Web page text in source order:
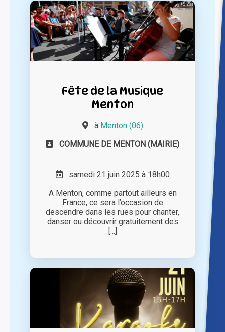
Fête de la Musique
Menton
à Menton (06)
COMMUNE DE MENTON (MAIRIE)
samedi 21 juin 2025 à 18h00
A Menton, comme partout ailleurs en
France, ce sera l’occasion de
descendre dans les rues pour chanter,
danser ou découvrir gratuitement des
[...]